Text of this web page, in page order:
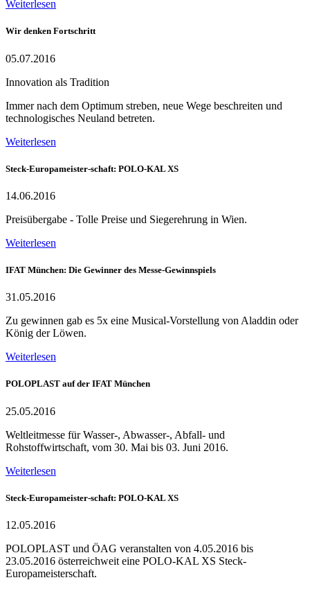
Weiterlesen
Wir denken Fortschritt
05.07.2016
Innovation als Tradition
Immer nach dem Optimum streben, neue Wege beschreiten und
technologisches Neuland betreten.
Weiterlesen
Steck-Europameister-schaft: POLO-KAL XS
14.06.2016
Preisübergabe - Tolle Preise und Siegerehrung in Wien.
Weiterlesen
IFAT München: Die Gewinner des Messe-Gewinnspiels
31.05.2016
Zu gewinnen gab es 5x eine Musical-Vorstellung von Aladdin oder
König der Löwen.
Weiterlesen
POLOPLAST auf der IFAT München
25.05.2016
Weltleitmesse für Wasser-, Abwasser-, Abfall- und
Rohstoffwirtschaft, vom 30. Mai bis 03. Juni 2016.
Weiterlesen
Steck-Europameister-schaft: POLO-KAL XS
12.05.2016
POLOPLAST und ÖAG veranstalten von 4.05.2016 bis
23.05.2016 österreichweit eine POLO-KAL XS Steck-
Europameisterschaft.